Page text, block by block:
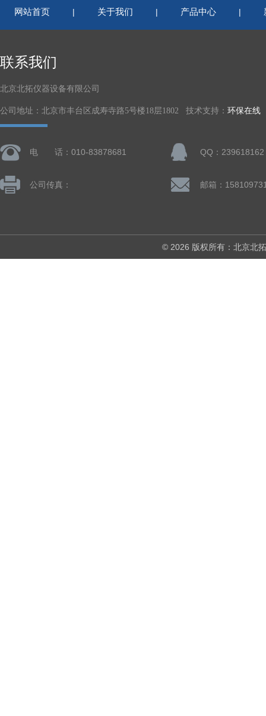
网站首页 | 关于我们 | 产品中心 |
联系我们
北京北拓仪器设备有限公司
公司地址：北京市丰台区成寿寺路5号楼18层1802 技术支持： 环保在线
电 话：010-83878681 QQ：239618162
公司传真：
© 2026 版权所有：北京北